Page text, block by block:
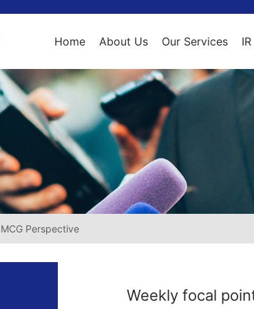
Home About Us
Introduction
Global Presence
Our Services
Corporate Strategy
Value Investing
IR
Fund Performances
Company News
Publications
Countryside Education
Contact Us
Campus Recruitment
MCG Perspective
Weekly focal